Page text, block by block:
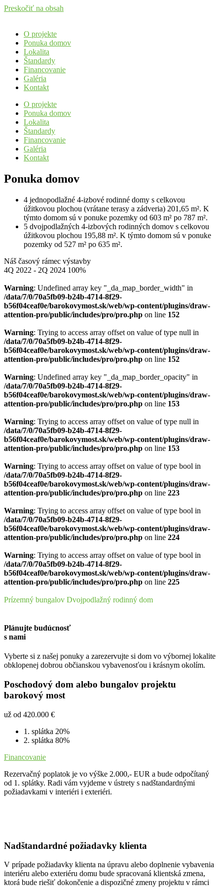
Preskočiť na obsah
O projekte
Ponuka domov
Lokalita
Štandardy
Financovanie
Galéria
Kontakt
O projekte
Ponuka domov
Lokalita
Štandardy
Financovanie
Galéria
Kontakt
Ponuka domov
4 jednopodlažné 4-izbové rodinné domy s celkovou
úžitkovou plochou (vrátane terasy a zádveria) 201,65 m². K
týmto domom sú v ponuke pozemky od 603 m² po 787 m².
5 dvojpodlažných 4-izbových rodinných domov s celkovou
úžitkovou plochou 195,88 m². K týmto domom sú v ponuke
pozemky od 527 m² po 635 m².
Náš časový rámec výstavby
4Q 2022 - 2Q 2024 100%
Warning: Undefined array key "_da_map_border_width" in
/data/7/0/70a5fb09-b24b-4714-8f29-
b56f04ceaf0e/barokovymost.sk/web/wp-content/plugins/draw-
attention-pro/public/includes/pro/pro.php on line 152
Warning: Trying to access array offset on value of type null in
/data/7/0/70a5fb09-b24b-4714-8f29-
b56f04ceaf0e/barokovymost.sk/web/wp-content/plugins/draw-
attention-pro/public/includes/pro/pro.php on line 152
Warning: Undefined array key "_da_map_border_opacity" in
/data/7/0/70a5fb09-b24b-4714-8f29-
b56f04ceaf0e/barokovymost.sk/web/wp-content/plugins/draw-
attention-pro/public/includes/pro/pro.php on line 153
Warning: Trying to access array offset on value of type null in
/data/7/0/70a5fb09-b24b-4714-8f29-
b56f04ceaf0e/barokovymost.sk/web/wp-content/plugins/draw-
attention-pro/public/includes/pro/pro.php on line 153
Warning: Trying to access array offset on value of type bool in
/data/7/0/70a5fb09-b24b-4714-8f29-
b56f04ceaf0e/barokovymost.sk/web/wp-content/plugins/draw-
attention-pro/public/includes/pro/pro.php on line 223
Warning: Trying to access array offset on value of type bool in
/data/7/0/70a5fb09-b24b-4714-8f29-
b56f04ceaf0e/barokovymost.sk/web/wp-content/plugins/draw-
attention-pro/public/includes/pro/pro.php on line 224
Warning: Trying to access array offset on value of type bool in
/data/7/0/70a5fb09-b24b-4714-8f29-
b56f04ceaf0e/barokovymost.sk/web/wp-content/plugins/draw-
attention-pro/public/includes/pro/pro.php on line 225
Prízemný bungalov Dvojpodlažný rodinný dom
Plánujte budúcnosť
s nami
Vyberte si z našej ponuky a zarezervujte si dom vo výbornej lokalite
obklopenej dobrou občianskou vybavenosťou i krásnym okolím.
Poschodový dom alebo bungalov projektu
barokový most
už od 420.000 €
1. splátka 20%
2. splátka 80%
Financovanie
Rezervačný poplatok je vo výške 2.000,- EUR a bude odpočítaný
od 1. splátky. Radi vám vyjdeme v ústrety s nadštandardnými
požiadavkami v interiéri i exteriéri.
Nadštandardné požiadavky klienta
V prípade požiadavky klienta na úpravu alebo doplnenie vybavenia
interiéru alebo exteriéru domu bude spracovaná klientská zmena,
ktorá bude riešiť dokončenie a dispozičné zmeny projektu v rámci